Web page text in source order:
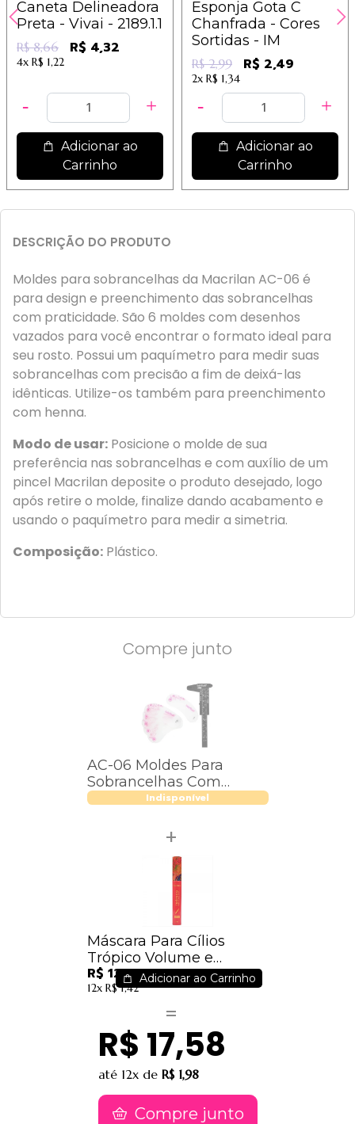
Caneta Delineadora
Preta - Vivai - 2189.1.1
R$ 8,66 R$ 4,32
4x R$ 1,22
Adicionar ao
Carrinho
Esponja Gota C
Chanfrada - Cores
Sortidas - IM
R$ 2,99 R$ 2,49
2x R$ 1,34
Adicionar ao
Carrinho
DESCRIÇÃO DO PRODUTO
Moldes para sobrancelhas da Macrilan AC-06 é
para design e preenchimento das sobrancelhas
com praticidade. São 6 moldes com desenhos
vazados para você encontrar o formato ideal para
seu rosto. Possui um paquímetro para medir suas
sobrancelhas com precisão a fim de deixá-las
idênticas. Utilize-os também para preenchimento
com henna.
Modo de usar: Posicione o molde de sua
preferência nas sobrancelhas e com auxílio de um
pincel Macrilan deposite o produto desejado, logo
após retire o molde, finalize dando acabamento e
usando o paquímetro para medir a simetria.
Composição: Plástico.
Compre junto
AC-06 Moldes Para
Sobrancelhas Com
Paquímetro Macrilan
Indisponível
Máscara Para Cílios
Trópico Volume e
Alongamento - Ruby
Rose - HB502
R$ 12,59
12x R$ 1,42
Adicionar ao Carrinho
R$ 17,58
até 12x de R$ 1,98
Compre junto